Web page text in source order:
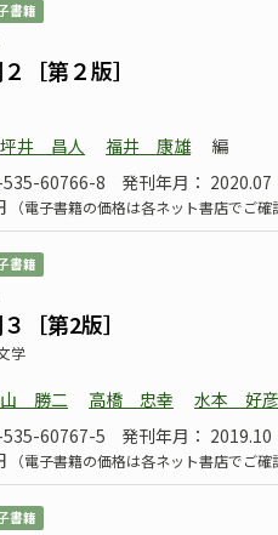
書籍
［第２版］
坪井 昌人 福井 康雄
編
60766-8
発刊年月： 2020.07
（電子書籍の価格は各ネット書店でご
書籍
［第2版］
学
勝二 高橋 忠幸
水本 好彦
60767-5
発刊年月： 2019.10
（電子書籍の価格は各ネット書店でご
書籍